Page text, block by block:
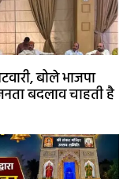
बोले भाजपा
बदलाव चाहती है